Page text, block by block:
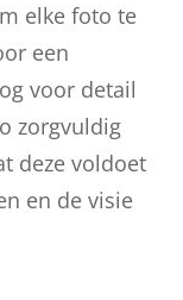
elke foto te
een
voor detail
zorgvuldig
deze voldoet
en de visie